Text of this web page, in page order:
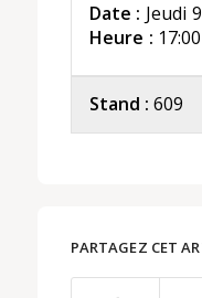
Date : Jeudi
Heure : 17:00
Stand : 609
PARTAGEZ CET